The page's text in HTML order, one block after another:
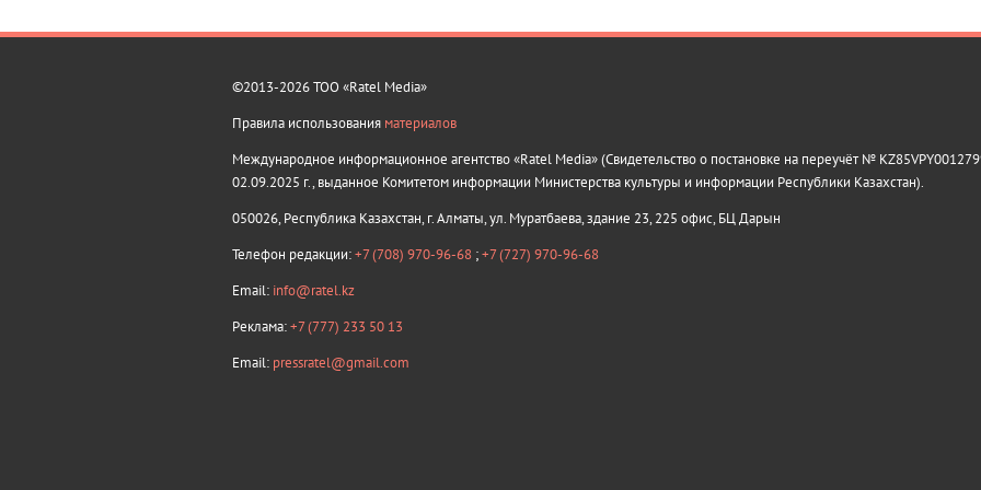
©2013-2026 ТОО «Ratel Media»
Правила использования материалов
Международное информационное агентство «Ratel Media» (Свидетельство о постановке на переучёт №
02.09.2025 г., выданное Комитетом информации Министерства культуры и информации Республики Казахстан).
050026, Республика Казахстан, г. Алматы, ул. Муратбаева, здание 23, 225 офис, БЦ Дарын
Телефон редакции:+7 (708) 970-96-68 ;+7 (727) 970-96-68
Email: info@ratel.kz
Реклама:+7 (777) 233 50 13
Email: pressratel@gmail.com